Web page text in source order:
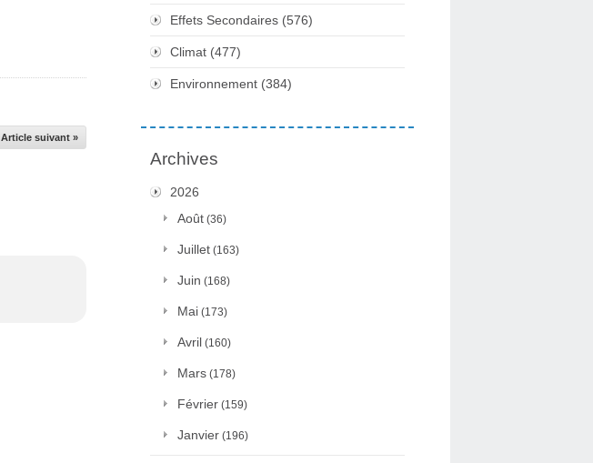
Article suivant »
Effets Secondaires (576)
Climat (477)
Environnement (384)
Archives
2026
Août (36)
Juillet (163)
Juin (168)
Mai (173)
Avril (160)
Mars (178)
Février (159)
Janvier (196)